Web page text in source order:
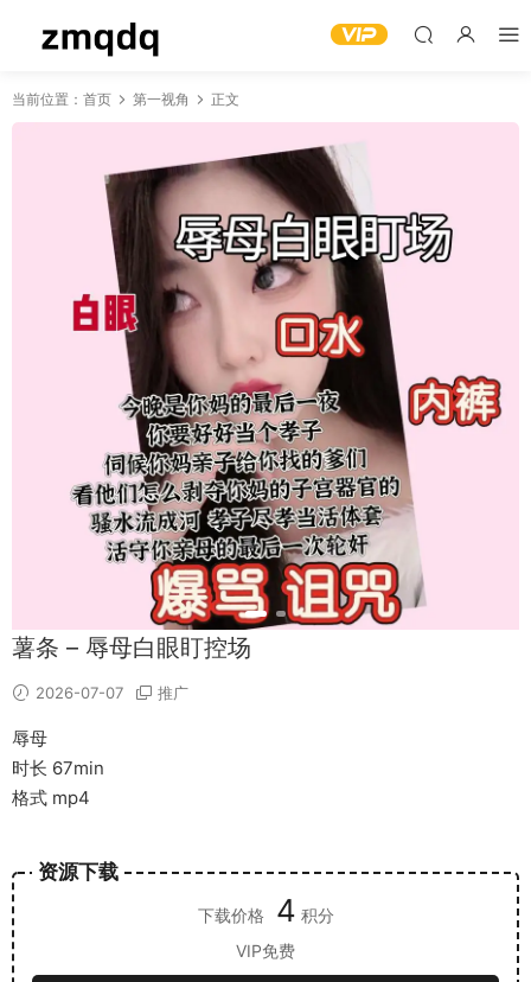
当前位置： 首页 第一视角 正文
薯条 – 辱母白眼盯控场
2026-07-07 推广
辱母
时长 67min
格式 mp4
资源下载
下载价格 4 积分
VIP免费